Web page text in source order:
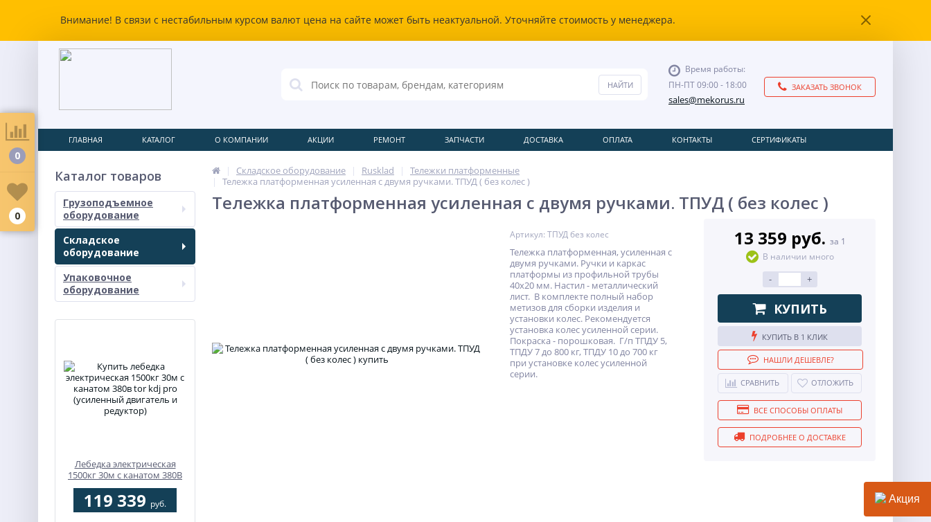
Внимание! В связи с нестабильным курсом валют цена на сайте может быть неактуальной. Уточняйте стоимость у менеджера.
Время работы:
ПН-ПТ 09:00 - 18:00
sales@mekorus.ru
ЗАКАЗАТЬ ЗВОНОК
ГЛАВНАЯ КАТАЛОГ О КОМПАНИИ АКЦИИ РЕМОНТ ЗАПЧАСТИ ДОСТАВКА ОПЛАТА КОНТАКТЫ СЕРТИФИКАТЫ
Каталог товаров
Грузоподъемное
оборудование
Складское
оборудование
Упаковочное
оборудование
Лебедка электрическая
1500кг 30м с канатом 380В
TOR KDJ PRO (усиленный
двигатель и редуктор)
119 339 руб.
Складское оборудование Rusklad
Тележки платформенные
Тележка платформенная усиленная с двумя ручками. ТПУД ( без колес )
Тележка платформенная усиленная с двумя ручками. ТПУД ( без колес )
Артикул: ТПУД без колес
Тележка платформенная, усиленная с
двумя ручками. Ручки и каркас
платформы из профильной трубы
40х20 мм. Настил - металлический
лист. В комплекте полный набор
метизов для сборки изделия и
установки колес. Рекомендуется
установка колес усиленной серии.
Покраска - порошковая. Г/п ТПДУ 5,
ТПДУ 7 до 800 кг, ТПДУ 10 до 700 кг
при установке колес усиленной
серии.
13 359 руб. за 1
В наличии много
- +
КУПИТЬ
КУПИТЬ В 1 КЛИК
НАШЛИ ДЕШЕВЛЕ?
СРАВНИТЬ ОТЛОЖИТЬ
ВСЕ СПОСОБЫ ОПЛАТЫ
ПОДРОБНЕЕ О ДОСТАВКЕ
0
0
Акция